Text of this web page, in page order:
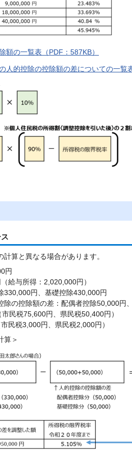
額の一覧表（PDF：587KB）
人的控除の控除額の差についての一覧
算と異なる場合があります。
円
給与所得：2,020,000円）
330,000円、基礎控除430,000円
除の控除額の差：配偶者控除50,000円
民税75,600円、県民税50,400円）
民税3,000円、県民税2,000円）
算＞